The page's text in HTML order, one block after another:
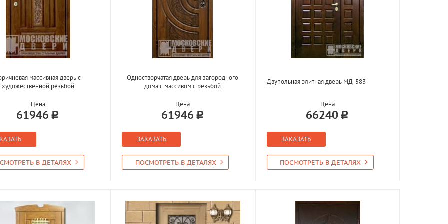
массивная дверь с
художественной резьбой
Цена
61946
В ДЕТАЛЯХ
Одностворчатая дверь для загородного
дома с массивом с резьбой
Цена
61946
ЗАКАЗАТЬ
ПОСМОТРЕТЬ В ДЕТАЛЯХ
Двупольная элитная дверь МД-583
Цена
66240
ЗАКАЗАТЬ
ПОСМОТРЕТЬ В ДЕТАЛЯХ